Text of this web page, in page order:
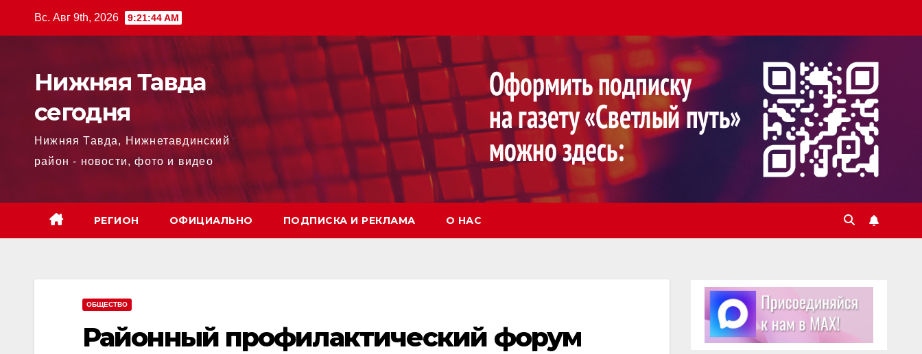
Вс. Авг 9th, 2026 9:21:44 AM
Нижняя Тавда
сегодня
Нижняя Тавда, Нижнетавдинский
район - новости, фото и видео
РЕГИОН ОФИЦИАЛЬНО ПОДПИСКА И РЕКЛАМА О НАС
ОБЩЕСТВО
Районный профилактический форум